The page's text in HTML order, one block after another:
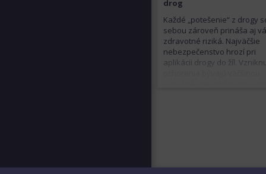
drog
Každé „potešenie“ z drogy
sebou zároveň prináša aj
zdravotné riziká. Najväčšie
nebezpečenstvo hrozí pri
aplikácii drogy do žíl.